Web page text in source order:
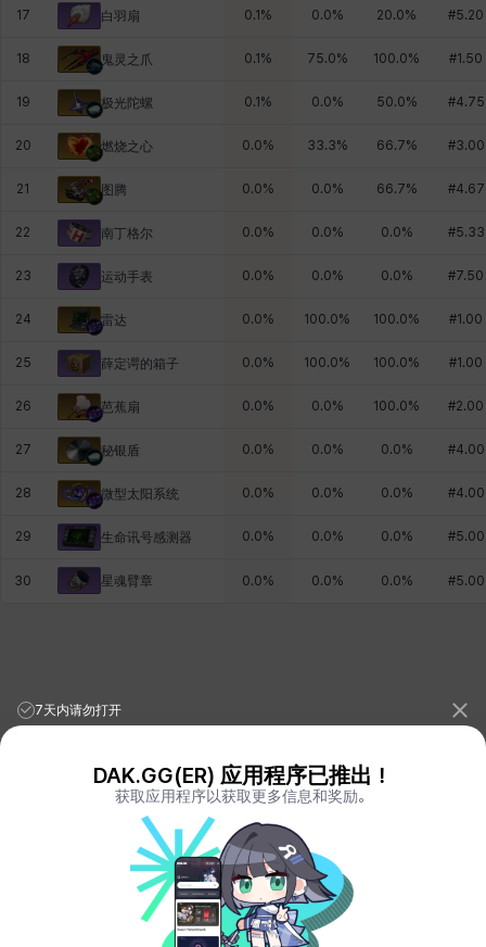
17 白羽扇 0.1 % 0.0% 20.0% #5.20
18 鬼灵之爪 0.1 % 75.0% 100.0% #1.50
19 极光陀螺 0.1 % 0.0% 50.0% #4.75
20 燃烧之心 0.0% 33.3% 66.7% #3.00
21 图腾 0.0% 0.0% 66.7% #4.67
22 南丁格尔 0.0% 0.0% 0.0% #5.33
23 运动手表 0.0% 0.0% 0.0% #7.50
24 雷达 0.0% 100.0% 100.0% #1.00
25 薛定谔的箱子 0.0% 100.0% 100.0% #1.00
26 芭蕉扇 0.0% 0.0% 100.0% #2.00
27 秘银盾 0.0% 0.0% 0.0% #4.00
28 微型太阳系统 0.0% 0.0% 0.0% #4.00
29 生命讯号感测器 0.0% 0.0% 0.0% #5.00
30 星魂臂章 0.0% 0.0% 0.0% #5.00
League of Legends StatsPORO.GG
Teamfight Tactics Stats
LOLCHESS.GG
VALORANT.DAK.GG
PUBG.DAK.GG
Eternal Return StatsER.DAK.GG
Genshin Impact Stats
GENSHIN.DAK.GG
DEADLOCK.DAK.GG
7天内请勿打开
DAK.GG(ER) 应用程序已推出！
获取应用程序以获取更多信息和奖励。